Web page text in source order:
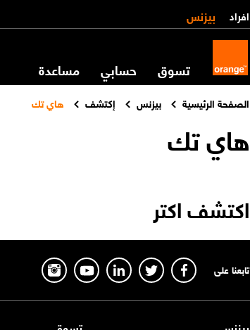
افراد بيزنس
تسوق حسابي مساعدة
الصفحة الرئيسية بيزنس إكتشف هاي تك
هاي تك
اكتشف اكتر
تابعنا على